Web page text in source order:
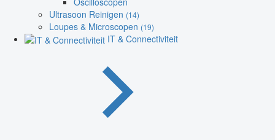
Ultrasoon Reinigen (14)
Loupes & Microscopen (19)
IT & Connectiviteit